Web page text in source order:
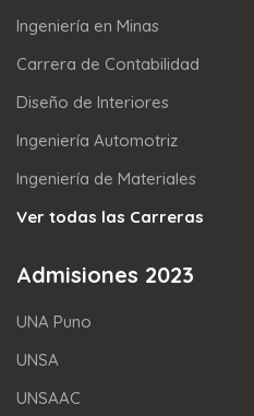
Ingeniería en Minas
Carrera de Contabilidad
Diseño de Interiores
Ingeniería Automotriz
Ingeniería de Materiales
Ver todas las Carreras
Admisiones 2023
UNA Puno
UNSA
UNSAAC